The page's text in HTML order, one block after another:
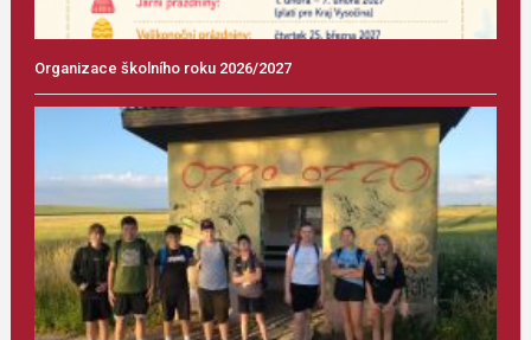
Organizace školního roku 2026/2027